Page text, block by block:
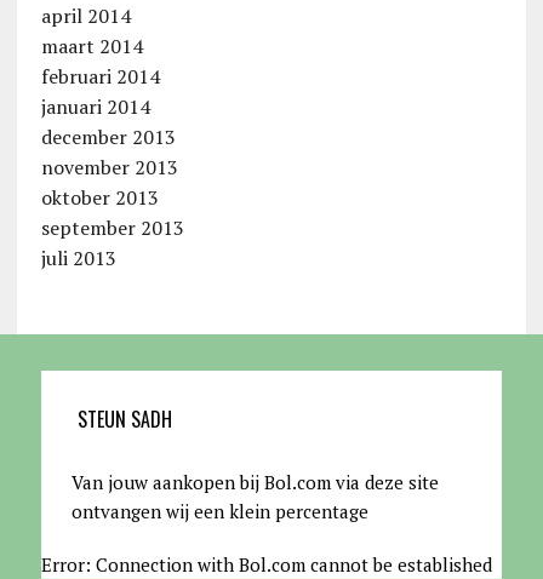
april 2014
maart 2014
februari 2014
januari 2014
december 2013
november 2013
oktober 2013
september 2013
juli 2013
STEUN SADH
Van jouw aankopen bij Bol.com via deze site
ontvangen wij een klein percentage
Error: Connection with Bol.com cannot be established